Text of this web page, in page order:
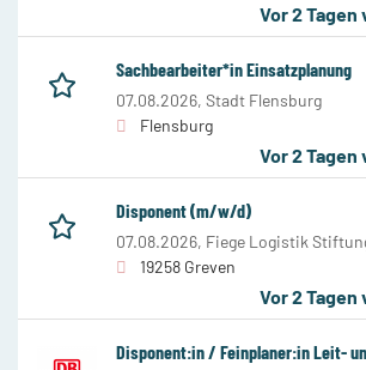
Vor 2
Sachbearbeiter*in Einsatzplanung
07.08.2026, Stadt Flensburg
Flensburg
Vor 2
Disponent (m/w/d)
07.08.2026, Fiege Logistik
19258 Greven
Vor 2
Disponent:in / Feinplaner:in Leit-